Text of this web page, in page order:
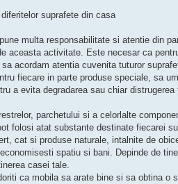
suprafete din casa
multa responsabilitate si atentie din
aceasta activitate. Este necesar ca
acordam atentia cuvenita tuturor
fiecare in parte produse speciale, sa
a evita degradarea sau chiar distrugerea
parchetului si a celorlalte
folosi atat substante destinate fiecarei
cat si produse naturale, intalnite de
spatiu si bani. Depinde de
casei tale.
ca mobila sa arate bine si sa obtina o